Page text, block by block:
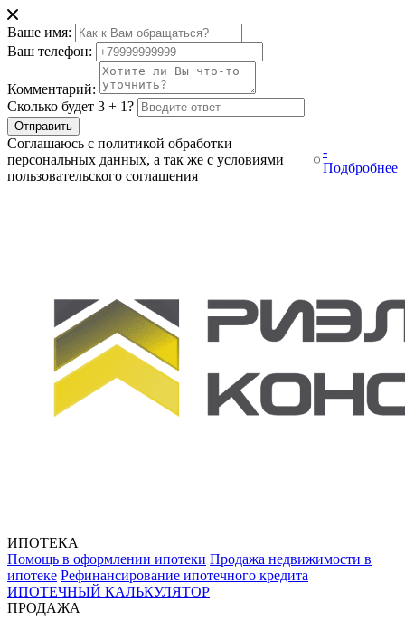
Ваше имя:
Ваш телефон:
Комментарий:
Сколько будет 3 + 1?
Отправить
Соглашаюсь с политикой обработки
персональных данных, а так же с условиями
пользовательского соглашения
-
Подбробнее
ИПОТЕКА
Помощь в оформлении ипотеки Продажа недвижимости в
ипотеке Рефинансирование ипотечного кредита
ИПОТЕЧНЫЙ КАЛЬКУЛЯТОР
ПРОДАЖА